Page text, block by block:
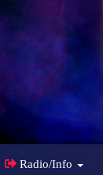
Radio/Info